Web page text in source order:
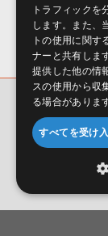
サンプ
会社概要 環境保
サイト動作環境
トラフィックを
します。また、
トの使用に関す
ナーと共有しま
提供した他の情
スの使用から収
る場合があります
すべてを受け